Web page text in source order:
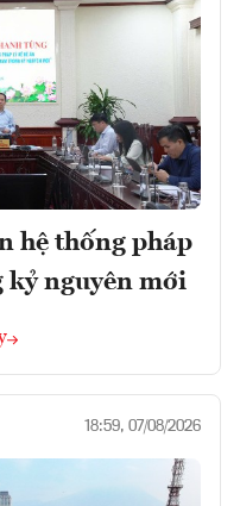
hệ thống pháp
nguyên mới
18:59, 07/08/2026